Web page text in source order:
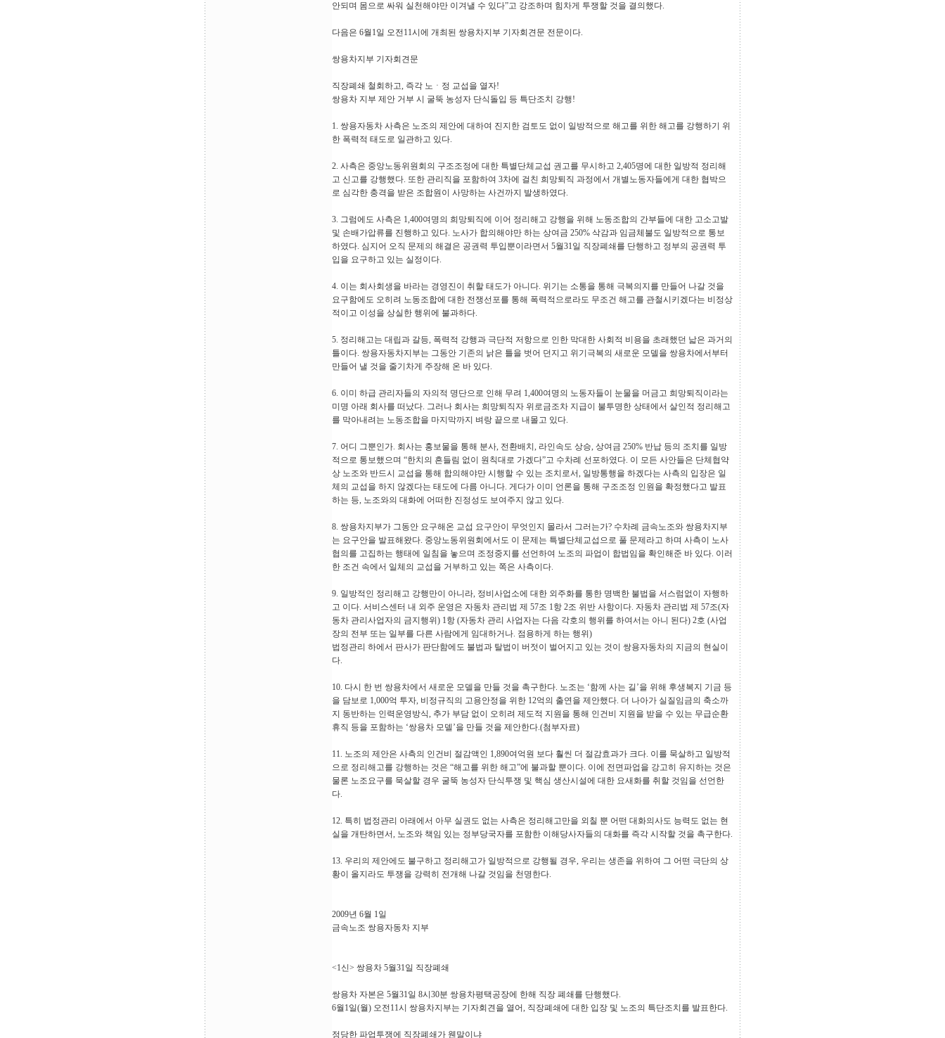
안되며 몸으로 싸워 실천해야만 이겨낼 수 있다”고 강조하며 힘차게 투쟁할 것을 결의했다.
다음은 6월1일 오전11시에 개최된 쌍용차지부 기자회견문 전문이다.
쌍용차지부 기자회견문
직장폐쇄 철회하고, 즉각 노ㆍ정 교섭을 열자!
쌍용차 지부 제안 거부 시 굴뚝 농성자 단식돌입 등 특단조치 강행!
1. 쌍용자동차 사측은 노조의 제안에 대하여 진지한 검토도 없이 일방적으로 해고를 위한 해고를 강행하기 위
한 폭력적 태도로 일관하고 있다.
2. 사측은 중앙노동위원회의 구조조정에 대한 특별단체교섭 권고를 무시하고 2,405명에 대한 일방적 정리해
고 신고를 강행했다. 또한 관리직을 포함하여 3차에 걸친 희망퇴직 과정에서 개별노동자들에게 대한 협박으
로 심각한 충격을 받은 조합원이 사망하는 사건까지 발생하였다.
3. 그럼에도 사측은 1,400여명의 희망퇴직에 이어 정리해고 강행을 위해 노동조합의 간부들에 대한 고소고발
및 손배가압류를 진행하고 있다. 노사가 합의해야만 하는 상여금 250% 삭감과 임금체불도 일방적으로 통보
하였다. 심지어 오직 문제의 해결은 공권력 투입뿐이라면서 5월31일 직장폐쇄를 단행하고 정부의 공권력 투
입을 요구하고 있는 실정이다.
4. 이는 회사회생을 바라는 경영진이 취할 태도가 아니다. 위기는 소통을 통해 극복의지를 만들어 나갈 것을
요구함에도 오히려 노동조합에 대한 전쟁선포를 통해 폭력적으로라도 무조건 해고를 관철시키겠다는 비정상
적이고 이성을 상실한 행위에 불과하다.
5. 정리해고는 대립과 갈등, 폭력적 강행과 극단적 저항으로 인한 막대한 사회적 비용을 초래했던 낣은 과거의
틀이다. 쌍용자동차지부는 그동안 기존의 낡은 틀을 벗어 던지고 위기극복의 새로운 모델을 쌍용차에서부터
만들어 낼 것을 줄기차게 주장해 온 바 있다.
6. 이미 하급 관리자들의 자의적 명단으로 인해 무려 1,400여명의 노동자들이 눈물을 머금고 희망퇴직이라는
미명 아래 회사를 떠났다. 그러나 회사는 희망퇴직자 위로금조차 지급이 불투명한 상태에서 살인적 정리해고
를 막아내려는 노동조합을 마지막까지 벼랑 끝으로 내몰고 있다.
7. 어디 그뿐인가. 회사는 홍보물을 통해 분사, 전환배치, 라인속도 상승, 상여금 250% 반납 등의 조치를 일방
적으로 통보했으며 “한치의 흔들림 없이 원칙대로 가겠다”고 수차례 선포하였다. 이 모든 사안들은 단체협약
상 노조와 반드시 교섭을 통해 합의해야만 시행할 수 있는 조치로서, 일방통행을 하겠다는 사측의 입장은 일
체의 교섭을 하지 않겠다는 태도에 다름 아니다. 게다가 이미 언론을 통해 구조조정 인원을 확정했다고 발표
하는 등, 노조와의 대화에 어떠한 진정성도 보여주지 않고 있다.
8. 쌍용차지부가 그동안 요구해온 교섭 요구안이 무엇인지 몰라서 그러는가? 수차례 금속노조와 쌍용차지부
는 요구안을 발표해왔다. 중앙노동위원회에서도 이 문제는 특별단체교섭으로 풀 문제라고 하며 사측이 노사
협의를 고집하는 행태에 일침을 놓으며 조정중지를 선언하여 노조의 파업이 합법임을 확인해준 바 있다. 이러
한 조건 속에서 일체의 교섭을 거부하고 있는 쪽은 사측이다.
9. 일방적인 정리해고 강행만이 아니라, 정비사업소에 대한 외주화를 통한 명백한 불법을 서스럼없이 자행하
고 이다. 서비스센터 내 외주 운영은 자동차 관리법 제 57조 1항 2조 위반 사항이다. 자동차 관리법 제 57조(자
동차 관리사업자의 금지행위) 1항 (자동차 관리 사업자는 다음 각호의 행위를 하여서는 아니 된다) 2호 (사업
장의 전부 또는 일부를 다른 사람에게 임대하거나. 점용하게 하는 행위)
법정관리 하에서 판사가 판단함에도 불법과 탈법이 버젓이 벌어지고 있는 것이 쌍용자동차의 지금의 현실이
다.
10. 다시 한 번 쌍용차에서 새로운 모델을 만들 것을 촉구한다. 노조는 ‘함께 사는 길’을 위해 후생복지 기금 등
을 담보로 1,000억 투자, 비정규직의 고용안정을 위한 12억의 출연을 제안했다. 더 나아가 실질임금의 축소까
지 동반하는 인력운영방식, 추가 부담 없이 오히려 제도적 지원을 통해 인건비 지원을 받을 수 있는 무급순환
휴직 등을 포함하는 ‘쌍용차 모델’을 만들 것을 제안한다.(첨부자료)
11. 노조의 제안은 사측의 인건비 절감액인 1,890여억원 보다 훨씬 더 절감효과가 크다. 이를 묵살하고 일방적
으로 정리해고를 강행하는 것은 “해고를 위한 해고”에 불과할 뿐이다. 이에 전면파업을 강고히 유지하는 것은
물론 노조요구를 묵살할 경우 굴뚝 농성자 단식투쟁 및 핵심 생산시설에 대한 요새화를 취할 것임을 선언한
다.
12. 특히 법정관리 아래에서 아무 실권도 없는 사측은 정리해고만을 외칠 뿐 어떤 대화의사도 능력도 없는 현
실을 개탄하면서, 노조와 책임 있는 정부당국자를 포함한 이해당사자들의 대화를 즉각 시작할 것을 촉구한다.
13. 우리의 제안에도 불구하고 정리해고가 일방적으로 강행될 경우, 우리는 생존을 위하여 그 어떤 극단의 상
황이 올지라도 투쟁을 강력히 전개해 나갈 것임을 천명한다.
2009년 6월 1일
금속노조 쌍용자동차 지부
<1신> 쌍용차 5월31일 직장폐쇄
쌍용차 자본은 5월31일 8시30분 쌍용차평택공장에 한해 직장 폐쇄를 단행했다.
6월1일(월) 오전11시 쌍용차지부는 기자회견을 열어, 직장폐쇄에 대한 입장 및 노조의 특단조치를 발표한다.
정당한 파업투쟁에 직장폐쇄가 웬말이냐